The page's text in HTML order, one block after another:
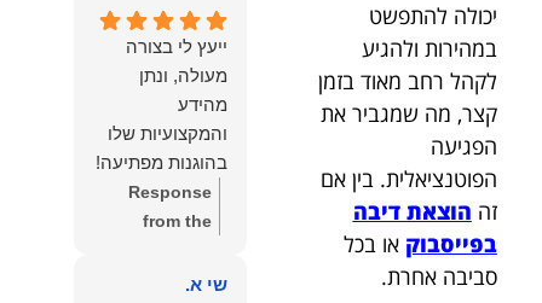
יכולה להתפשט
במהירות ולהגיע
לקהל רחב מאוד בזמן
קצר, מה שמגביר את
הפגיעה
הפוטנציאלית. בין אם
זה הוצאת דיבה
בפייסבוק או בכל
סביבה אחרת.
.והצגת אמת
.תודה לכם תמיד
תשאירו לי אור
בעניים .
והחמות! כיף
גדול לשמוע
שהרגשת בידיים
טובות. בשביל
הצוות שלנו זה
שווה את הכל.
נשמח תמיד
לעמוד לרשותך!
משרד עורכי דין
ייעץ לי בצורה
מעולה, ונתן
מהידע
והמקצועיות שלו
בהוגנות מפתיעה!
Response
from the
יהודה, תודה
שי א.